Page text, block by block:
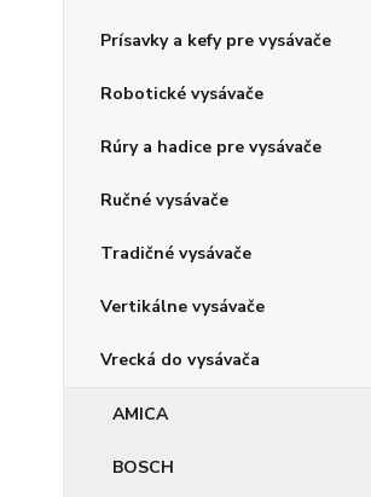
Prísavky a kefy pre vysávače
Robotické vysávače
Rúry a hadice pre vysávače
Ručné vysávače
Tradičné vysávače
Vertikálne vysávače
Vrecká do vysávača
AMICA
BOSCH